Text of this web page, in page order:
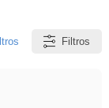
Filtros